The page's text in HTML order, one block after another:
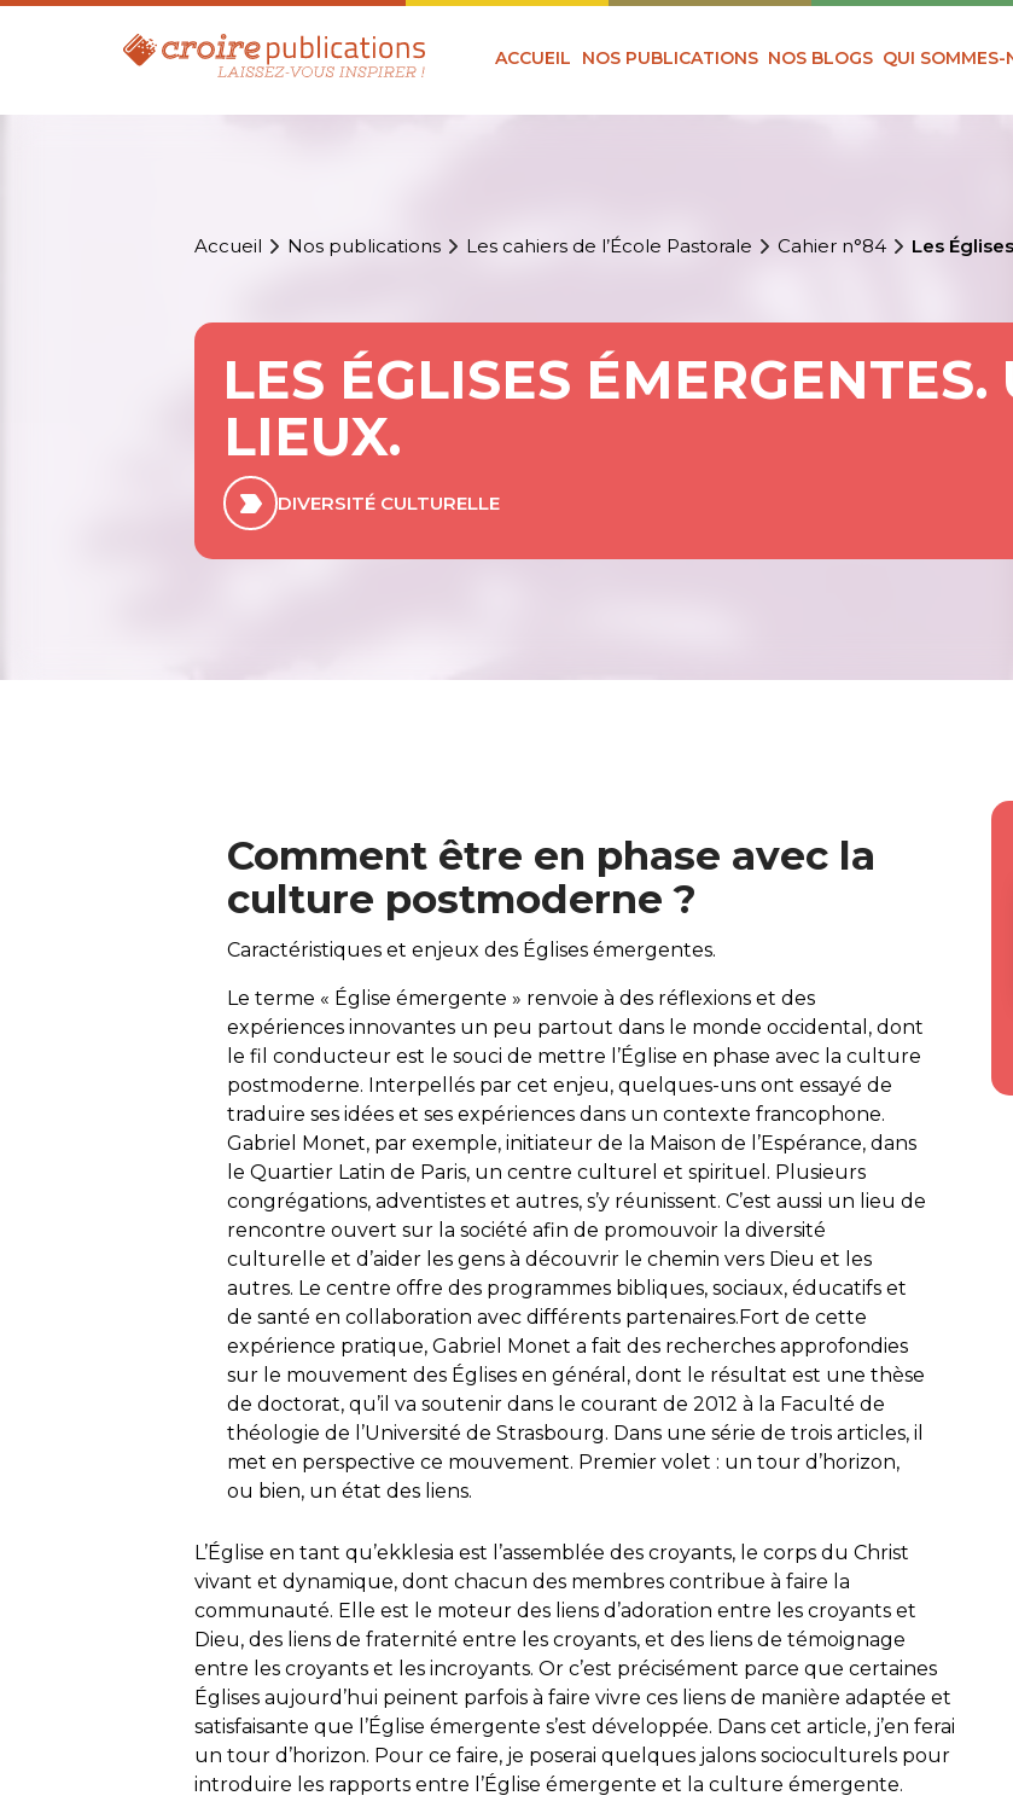
ACCUEIL NOS PUBLICATIONS NOS BLOGS QUI SOMMES-
Accueil Nos publications Les cahiers de l’École Pastorale Cahier n°84 Les
LES ÉGLISES
LIEUX.
DIVERSITÉ CULTURELLE
Comment être en phase avec la
culture postmoderne ?
Caractéristiques et enjeux des Églises émergentes.
Le terme « Église émergente » renvoie à des réflexions et des
expériences innovantes un peu partout dans le monde occidental, dont
le fil conducteur est le souci de mettre l’Église en phase avec la culture
postmoderne. Interpellés par cet enjeu, quelques-uns ont essayé de
traduire ses idées et ses expériences dans un contexte francophone.
Gabriel Monet, par exemple, initiateur de la Maison de l’Espérance, dans
le Quartier Latin de Paris, un centre culturel et spirituel. Plusieurs
congrégations, adventistes et autres, s’y réunissent. C’est aussi un lieu de
rencontre ouvert sur la société afin de promouvoir la diversité
culturelle et d’aider les gens à découvrir le chemin vers Dieu et les
autres. Le centre offre des programmes bibliques, sociaux, éducatifs et
de santé en collaboration avec différents partenaires.Fort de cette
expérience pratique, Gabriel Monet a fait des recherches approfondies
sur le mouvement des Églises en général, dont le résultat est une thèse
de doctorat, qu’il va soutenir dans le courant de 2012 à la Faculté de
théologie de l’Université de Strasbourg. Dans une série de trois articles, il
met en perspective ce mouvement. Premier volet : un tour d’horizon,
ou bien, un état des liens.
L’Église en tant qu’ekklesia est l’assemblée des croyants, le corps du Christ
vivant et dynamique, dont chacun des membres contribue à faire la
communauté. Elle est le moteur des liens d’adoration entre les croyants et
Dieu, des liens de fraternité entre les croyants, et des liens de témoignage
entre les croyants et les incroyants. Or c’est précisément parce que certaines
Églises aujourd’hui peinent parfois à faire vivre ces liens de manière adaptée et
satisfaisante que l’Église émergente s’est développée. Dans cet article, j’en ferai
un tour d’horizon. Pour ce faire, je poserai quelques jalons socioculturels pour
introduire les rapports entre l’Église émergente et la culture émergente.